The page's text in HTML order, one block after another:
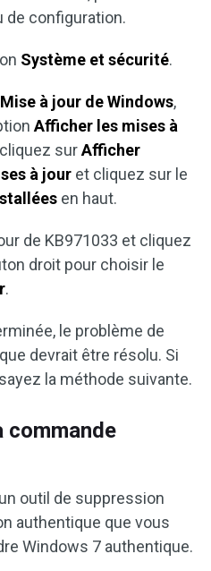
de configuration.
Système et sécurité.
Mise à jour de Windows,
Afficher les mises à
cliquez surAfficher
à jour et cliquez sur le
en haut.
de KB971033 et cliquez
droit pour choisir le
.
le problème de
devrait être résolu. Si
la méthode suivante.
outil de suppression
authentique que vous
Windows 7 authentique.